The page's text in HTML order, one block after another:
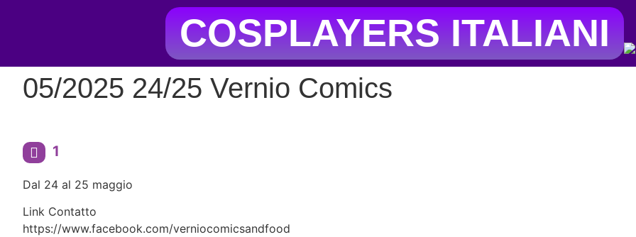
COSPLAYERS ITALIANI
05/2025 24/25 Vernio Comics
1
Dal 24 al 25 maggio
Link Contatto
https://www.facebook.com/verniocomicsandfood